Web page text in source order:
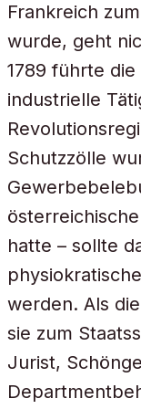
Frankreich
wurde, geht
1789 führte
industrielle
Schutzzölle
hatte – sollte
werden. Als
sie zum
Jurist,